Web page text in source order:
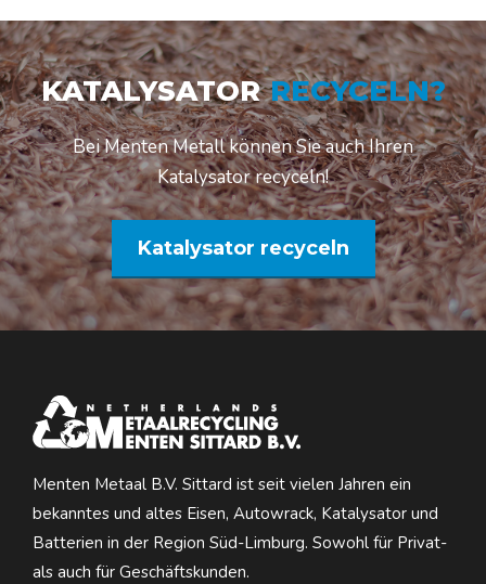
KATALYSATOR RECYCELN?
Bei Menten Metall können Sie auch Ihren
Katalysator recyceln!
Katalysator recyceln
Menten Metaal B.V. Sittard ist seit vielen Jahren ein
bekanntes und altes Eisen, Autowrack, Katalysator und
Batterien in der Region Süd-Limburg. Sowohl für Privat-
als auch für Geschäftskunden.